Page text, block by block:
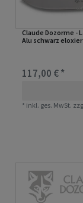
Claude Dozorme -
Alu schwarz
117,00 € *
* inkl. ges. MwSt.